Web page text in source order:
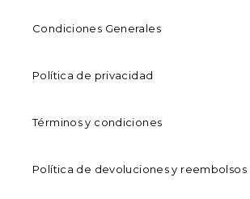
Condiciones Generales
Política de privacidad
Términos y condiciones
Política de devoluciones y reembolsos